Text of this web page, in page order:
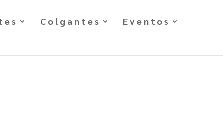
Colgantes Eventos